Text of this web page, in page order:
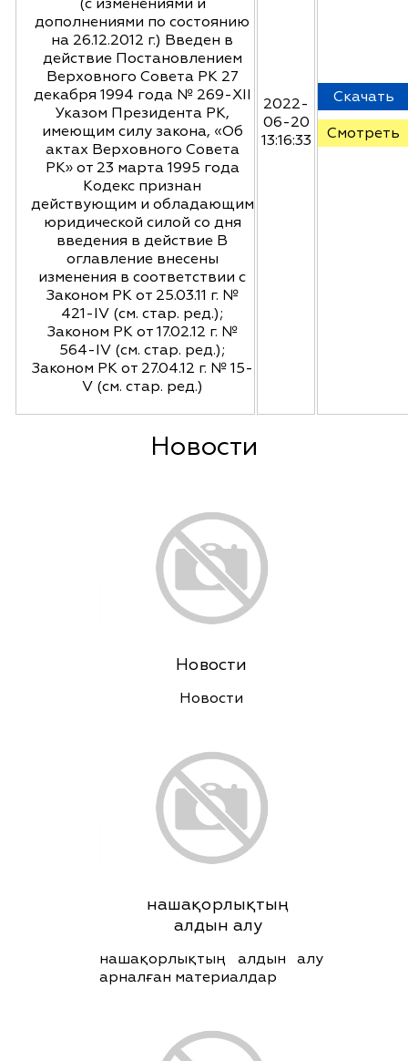
(с изменениями и
дополнениями по состоянию
на 26.12.2012 г.) Введен в
действие Постановлением
Верховного Совета РК 27
декабря 1994 года № 269-XII
Указом Президента РК,
имеющим силу закона, «Об
актах Верховного Совета
РК» от 23 марта 1995 года
Кодекс признан
действующим и обладающим
юридической силой со дня
введения в действие В
оглавление внесены
изменения в соответствии с
Законом РК от 25.03.11 г. №
421-IV (см. стар. ред.);
Законом РК от 17.02.12 г. №
564-IV (см. стар. ред.);
Законом РК от 27.04.12 г. № 15-
V (см. стар. ред.)
2022-
06-20
13:16:33
Скачать
Смотреть
Новости
Новости
Новости
нашақорлықтың
алдын алу
нашақорлықтың алдын алу
арналған материалдар